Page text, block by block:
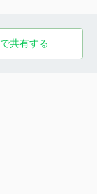
共有する